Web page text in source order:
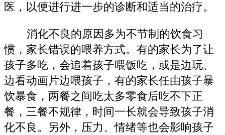
医，以便进行进一步的诊断和适当的治疗。
消化不良的原因多为不节制的饮食习
惯，家长错误的喂养方式。有的家长为了让
孩子多吃，会追着孩子喂饭吃，或是边玩、
边看动画片边喂孩子，有的家长任由孩子暴
饮暴食，两餐之间吃太多零食后吃不下正
餐，三餐不规律，时间一长就会导致孩子消
化不良。另外，压力、情绪等也会影响孩子